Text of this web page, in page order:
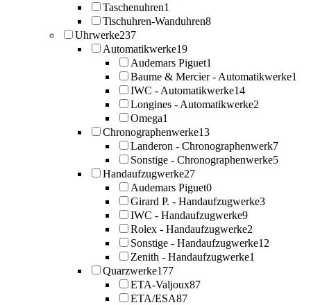
Taschenuhren1
Tischuhren-Wanduhren8
Uhrwerke237
Automatikwerke19
Audemars Piguet1
Baume & Mercier - Automatikwerke1
IWC - Automatikwerke14
Longines - Automatikwerke2
Omega1
Chronographenwerke13
Landeron - Chronographenwerk7
Sonstige - Chronographenwerke5
Handaufzugwerke27
Audemars Piguet0
Girard P. - Handaufzugwerke3
IWC - Handaufzugwerke9
Rolex - Handaufzugwerke2
Sonstige - Handaufzugwerke12
Zenith - Handaufzugwerke1
Quarzwerke177
ETA-Valjoux87
ETA/ESA87